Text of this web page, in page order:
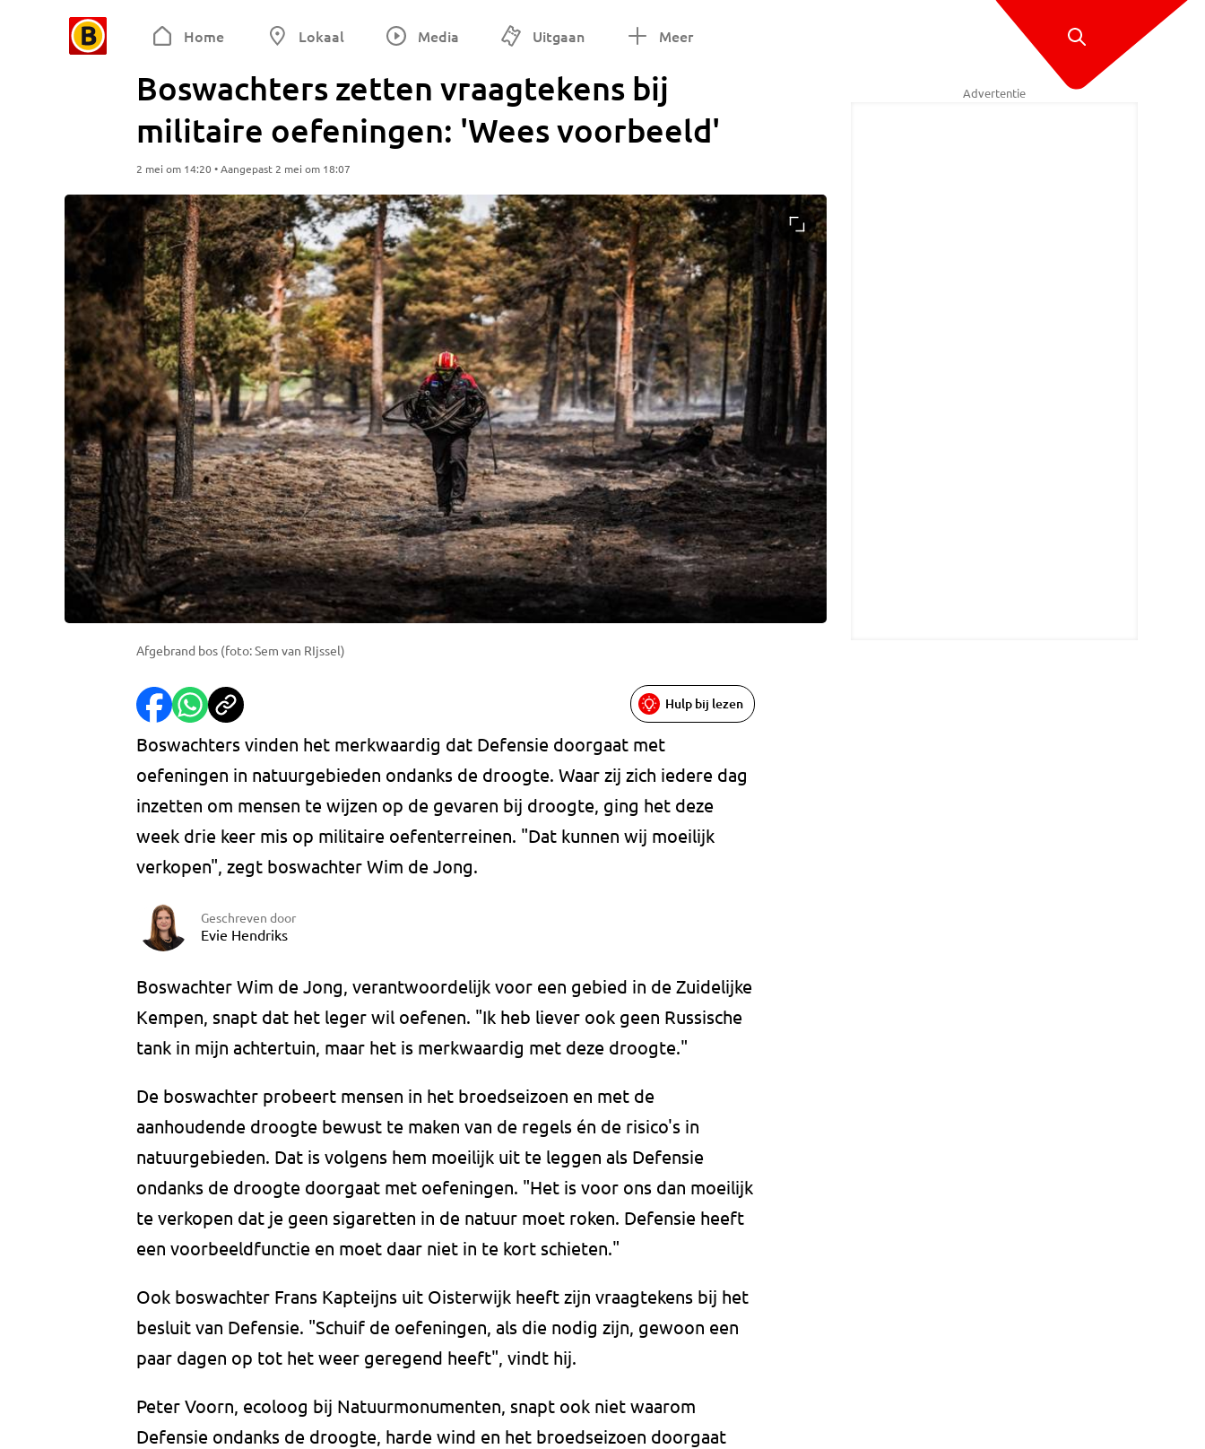
Home Lokaal Media Uitgaan Meer
Boswachters zetten vraagtekens bij
militaire oefeningen: 'Wees voorbeeld'
2 mei om 14:20 • Aangepast 2 mei om 18:07
Afgebrand bos (foto: Sem van RIjssel)
Hulp bij lezen
Boswachters vinden het merkwaardig dat Defensie doorgaat met
oefeningen in natuurgebieden ondanks de droogte. Waar zij zich iedere dag
inzetten om mensen te wijzen op de gevaren bij droogte, ging het deze
week drie keer mis op militaire oefenterreinen. "Dat kunnen wij moeilijk
verkopen", zegt boswachter Wim de Jong.
Geschreven door
Evie Hendriks
Boswachter Wim de Jong, verantwoordelijk voor een gebied in de Zuidelijke
Kempen, snapt dat het leger wil oefenen. "Ik heb liever ook geen Russische
tank in mijn achtertuin, maar het is merkwaardig met deze droogte."
De boswachter probeert mensen in het broedseizoen en met de
aanhoudende droogte bewust te maken van de regels én de risico's in
natuurgebieden. Dat is volgens hem moeilijk uit te leggen als Defensie
ondanks de droogte doorgaat met oefeningen. "Het is voor ons dan moeilijk
te verkopen dat je geen sigaretten in de natuur moet roken. Defensie heeft
een voorbeeldfunctie en moet daar niet in te kort schieten."
Ook boswachter Frans Kapteijns uit Oisterwijk heeft zijn vraagtekens bij het
besluit van Defensie. "Schuif de oefeningen, als die nodig zijn, gewoon een
paar dagen op tot het weer geregend heeft", vindt hij.
Peter Voorn, ecoloog bij Natuurmonumenten, snapt ook niet waarom
Defensie ondanks de droogte, harde wind en het broedseizoen doorgaat
Advertentie